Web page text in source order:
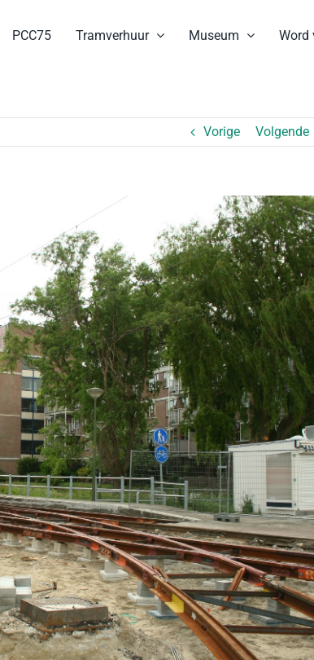
PCC75 Tramverhuur Museum Word
Vorige Volgende